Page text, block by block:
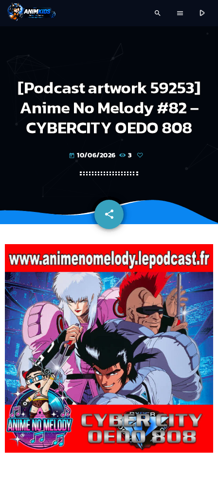
search menu play_arrow
[Podcast artwork 59253]
Anime No Melody #82 –
CYBERCITY OEDO 808
today 10/06/2026 3
share
email